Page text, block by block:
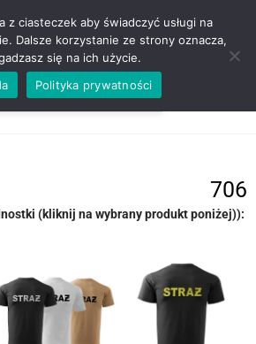
TEL. 600 352 938
706
(kliknij na wybrany produkt poniżej)):
z ciasteczek aby świadczyć usługi na
Dalsze korzystanie ze strony oznacza,
się na ich użycie.
Polityka prywatności